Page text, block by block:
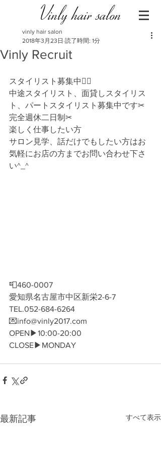
Vinly hair salon
Vinly Recruit
vinly hair salon
2018年3月23日 読了時間: 1分
スタイリスト募集中🙋‍♂️
中途スタイリスト、面貸しスタイリス
ト、パートスタイリスト募集中です✂︎
完全週休二日制✂︎
楽しく仕事したい方
サロン見学、話だけでもしたい方はお
気軽にお店の方までお問い合わせ下さ
い^_^
📮460-0007
愛知県名古屋市中区新栄2-6-7
TEL.052-684-6264
💌info@vinly2017.com
OPEN▶︎10:00-20:00
CLOSE▶︎MONDAY
最新記事 すべて表示